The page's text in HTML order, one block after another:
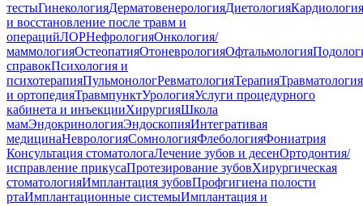
тестыГинекологияДерматовенерологияДиетологияКардиология
и восстановление после травм и
операцийЛОРНефрологияОнкология/
маммологияОстеопатияОтоневрологияОфтальмология
справокПсихология и
психотерапияПульмонологРевматологияТерапияТравматология
и ортопедияТравмпунктУрологияУслуги процедурного
кабинета и инъекцииХирургияШкола
мамЭндокринологияЭндоскопияИнтегративая
медицинаНеврологияСомнологияФлебологияФониатрия
Консультация стоматологаЛечение зубов и десенОртодонтия/
исправление прикусаПротезирование зубовХирургическая
стоматологияИмплантация зубовПрофгигиена полости
ртаИмплантационные системыИмплантация и